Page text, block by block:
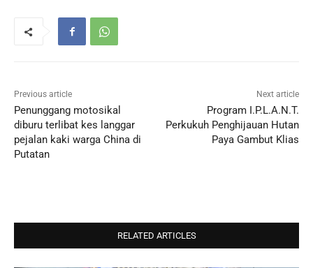
Previous article
Penunggang motosikal
diburu terlibat kes langgar
pejalan kaki warga China di
Putatan
Next article
Program I.P.L.A.N.T.
Perkukuh Penghijauan Hutan
Paya Gambut Klias
RELATED ARTICLES